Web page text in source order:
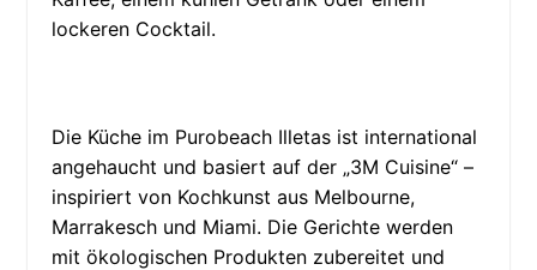
lockeren Cocktail.
Die Küche im Purobeach Illetas ist international
angehaucht und basiert auf der „3M Cuisine“ –
inspiriert von Kochkunst aus Melbourne,
Marrakesch und Miami. Die Gerichte werden
mit ökologischen Produkten zubereitet und